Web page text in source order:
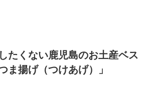
たくない鹿児島のお土産ベス
ま揚げ（つけあげ）」